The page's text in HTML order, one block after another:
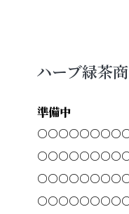
ハーブ緑茶
準備中
○○○○○